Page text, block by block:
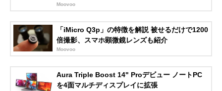
Moovoo
「iMicro Q3p」の特徴を解説 被せるだけで1200
倍撮影、スマホ顕微鏡レンズも紹介
Moovoo
Aura Triple Boost 14" Proデビュー ノートPC
を4面マルチディスプレイに拡張